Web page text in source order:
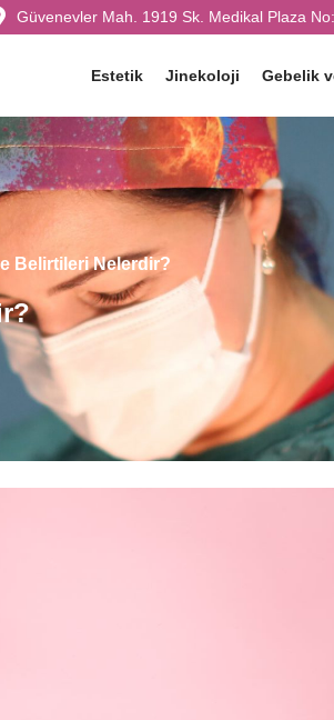
Güvenevler Mah. 1919 Sk. Medikal Plaza
Estetik Jinekoloji Gebelik
Belirtileri Nelerdir?